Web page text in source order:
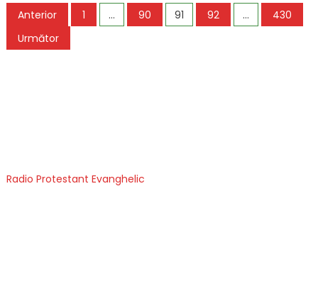
Paginație
articole
Anterior 1 … 90 91 92 …
430
Următor
Radio Protestant Evanghelic